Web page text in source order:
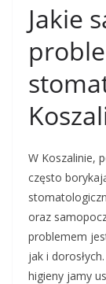
Jakie
W Koszalinie,
często
oraz
problemem
jak i
higieny jamy